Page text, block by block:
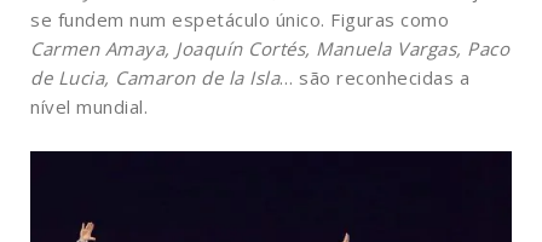
se fundem num espetáculo único. Figuras como
Carmen Amaya, Joaquín Cortés, Manuela Vargas, Paco
de Lucia, Camaron de la Isla… são reconhecidas a
nível mundial.